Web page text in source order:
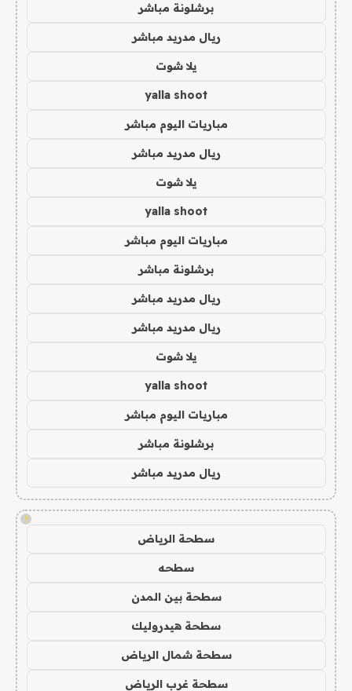
برشلونة مباشر
ريال مدريد مباشر
يلا شوت
yalla shoot
مباريات اليوم مباشر
ريال مدريد مباشر
يلا شوت
yalla shoot
مباريات اليوم مباشر
برشلونة مباشر
ريال مدريد مباشر
ريال مدريد مباشر
يلا شوت
yalla shoot
مباريات اليوم مباشر
برشلونة مباشر
ريال مدريد مباشر
!
سطحة الرياض
سطحه
سطحة بين المدن
سطحة هيدروليك
سطحة شمال الرياض
سطحة غرب الرياض